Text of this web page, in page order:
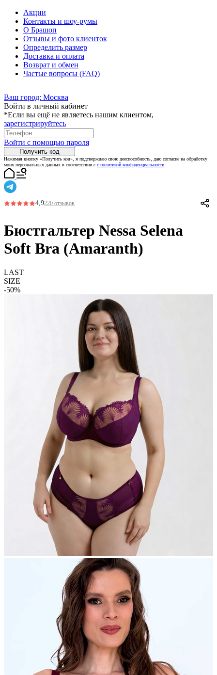
Акции
Контакты и шоу-румы
О Брашоп
Отзывы и фото клиенток
Определить размер
Доставка и оплата
Возврат и обмен
Частые вопросы (FAQ)
Ваш город: Москва
Войти в личный кабинет
*Если вы ещё не являетесь нашим клиентом,
зарегистрируйтесь
Войти с помощью пароля
Получить код
Нажимая кнопку «Получить код», я подтверждаю свою дееспособность, даю согласие на обработку
моих персональных данных в соответствии с с политикой конфиденциальности
4,9220 отзывов
Бюстгальтер Nessa Selena
Soft Bra (Amaranth)
LAST
SIZE
-50%